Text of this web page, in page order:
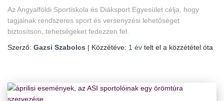
Az Angyalföldi Sportiskola és Diáksport Egyesület célja, hogy
tagjainak rendszeres sport és versenyzési lehetőséget
biztosítson, tehetségeket fedezzen fel.
Szerző: Gazsi Szabolcs | Közzétéve: 1 év telt el a közzététel óta